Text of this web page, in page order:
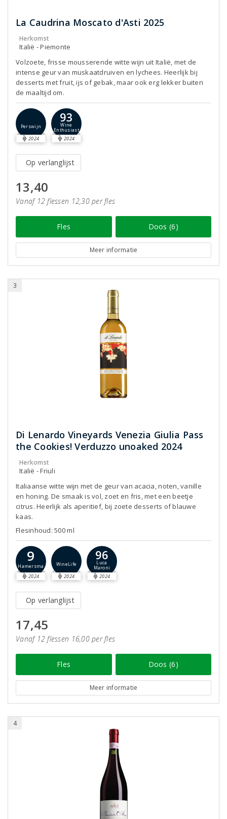
La Caudrina Moscato d'Asti 2025
Herkomst
Italië - Piemonte
Volzoete, frisse mousserende witte wijn uit Italië, met de
intense geur van muskaatdruiven en lychees. Heerlijk bij
desserts met fruit, ijs of gebak, maar ook erg lekker buiten
de maaltijd om.
Perswijn
2024
93
Wine
Enthusiast
2024
Op verlanglijst
13,40
Vanaf 12 flessen 12,30 per fles
Fles Doos (6)
Meer informatie
3
Di Lenardo Vineyards Venezia Giulia Pass
the Cookies! Verduzzo unoaked 2024
Herkomst
Italië - Friuli
Italiaanse witte wijn met de geur van acacia, noten, vanille
en honing. De smaak is vol, zoet en fris, met een beetje
citrus. Heerlijk als aperitief, bij zoete desserts of blauwe
kaas.
Flesinhoud: 500 ml
9
Hamersma
2024
WineLife
2024
96
Luca
Maroni
2024
Op verlanglijst
17,45
Vanaf 12 flessen 16,00 per fles
Fles Doos (6)
Meer informatie
4